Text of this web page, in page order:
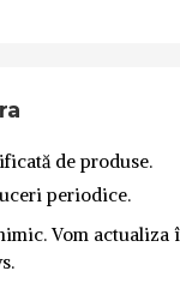
de produse.
periodice.
Vom actualiza